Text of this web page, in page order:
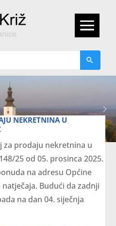
NEKRETNINA U
za prodaju nekretnina u
25 od 05. prosinca 2025.
na adresu Općine
Budući da zadnji
na dan 04. siječnja